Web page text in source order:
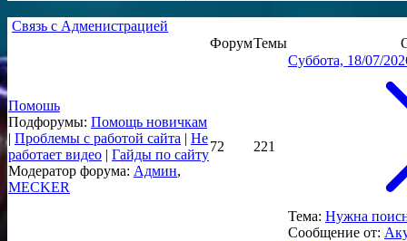
Связь с Адменистрацией
ФорумТемы
Помошь
Подфорумы: Помощь новичкам
| Проблемы с работой сайта | Не
работает видео | Гайды по сайту
Модератор форума: Админ,
MECKER
72 221
Суббота, 18/07/
Тема: Нужна
Сообщение от: